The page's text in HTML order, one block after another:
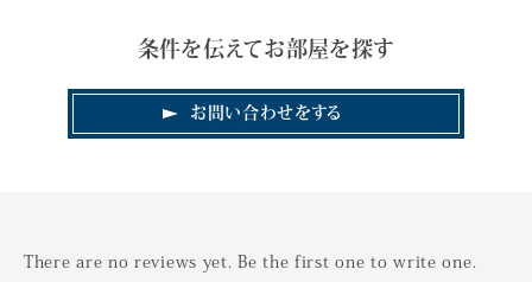
条件を伝えてお部屋を探す
お問い合わせをする
There are no reviews yet. Be the first one to write one.